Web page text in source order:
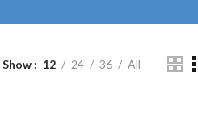
Show 12 24 36 All